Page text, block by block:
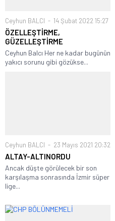
Ceyhun BALCI 14 Şubat 2022 15:27
ÖZELLEŞTİRME,
GÜZELLEŞTİRME
Ceyhun Balcı Her ne kadar bugünün
yakıcı sorunu gibi gözükse...
Ceyhun BALCI 23 Mayıs 2021 20:32
ALTAY-ALTINORDU
Ancak düşte görülecek bir son
karşılaşma sonrasında İzmir süper
lige...